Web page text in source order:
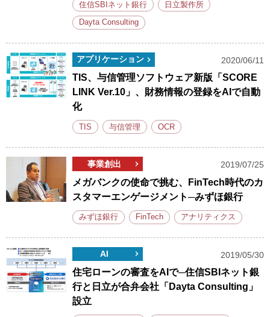
住信SBIネット銀行 日立製作所
Dayta Consulting
アプリケーション 2020/06/11
TIS、与信管理ソフトウェア新版「SCORE
LINK Ver.10」、財務情報の登録をAIで自動
化
TIS 与信管理 OCR
事業創出 2019/07/25
メガバンクの使命で挑む、FinTech時代のカ
スタマーエンゲージメント─みずほ銀行
みずほ銀行 FinTech アナリティクス
AI 2019/05/30
住宅ローンの審査をAIで─住信SBIネット銀
行と日立が合弁会社「Dayta Consulting」
設立